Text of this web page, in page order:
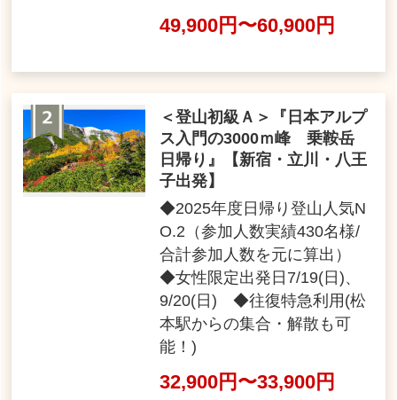
49,900円〜60,900円
＜登山初級Ａ＞『日本アルプ
ス入門の3000ｍ峰 乗鞍岳
日帰り』【新宿・立川・八王
子出発】
◆2025年度日帰り登山人気N
O.2（参加人数実績430名様/
合計参加人数を元に算出）
◆女性限定出発日7/19(日)、
9/20(日) ◆往復特急利用(松
本駅からの集合・解散も可
能！)
32,900円〜33,900円